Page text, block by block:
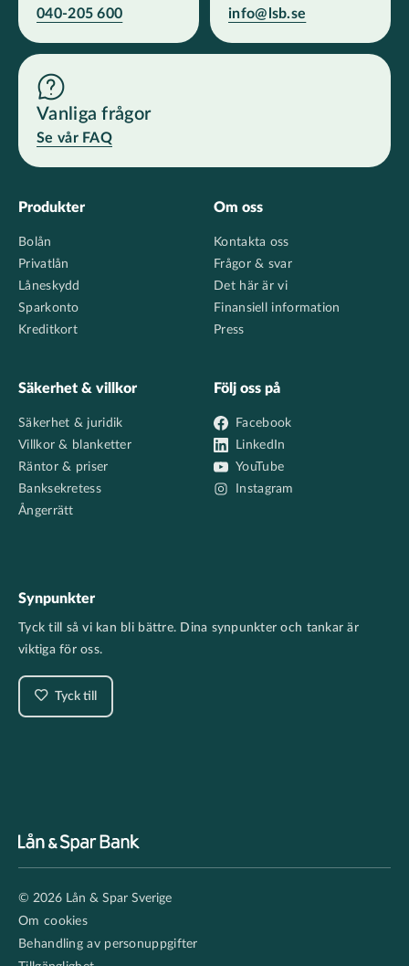
040-205 600 info@lsb.se
Vanliga frågor
Se vår FAQ
Footer
Produkter
Bolån
Privatlån
Låneskydd
Sparkonto
Kreditkort
Om oss
Kontakta oss
Frågor & svar
Det här är vi
Finansiell information
Press
Säkerhet & villkor
Säkerhet & juridik
Villkor & blanketter
Räntor & priser
Banksekretess
Ångerrätt
Följ oss på
Facebook
LinkedIn
YouTube
Instagram
Synpunkter
Tyck till så vi kan bli bättre. Dina synpunkter och tankar är
viktiga för oss.
Tyck till
secondary
© 2026 Lån & Spar Sverige
Om cookies
Behandling av personuppgifter